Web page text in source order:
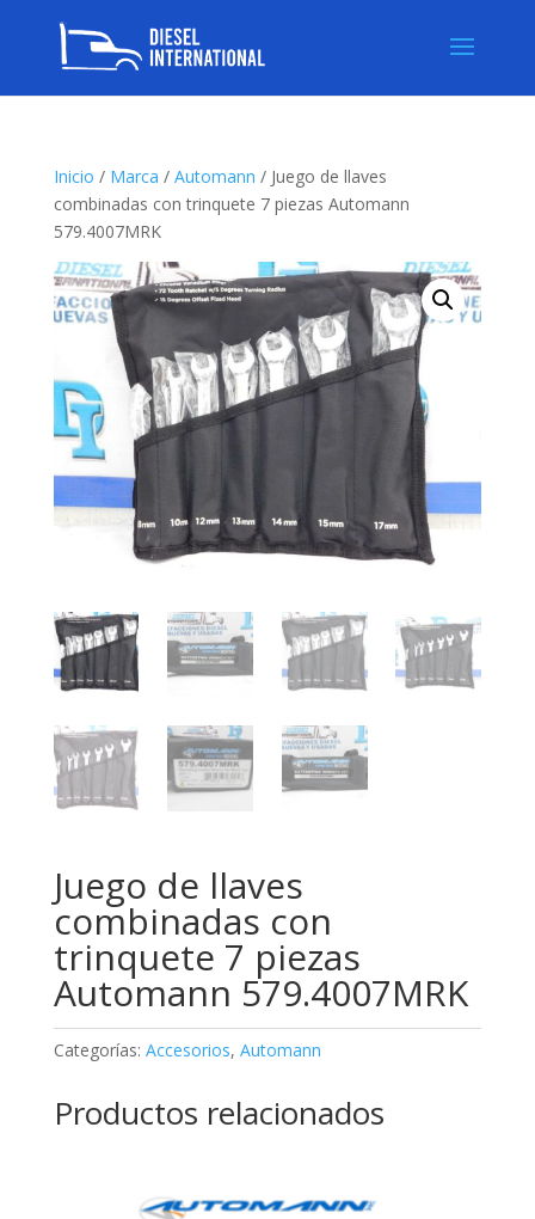
Inicio / Marca / Automann / Juego de llaves
combinadas con trinquete 7 piezas Automann
579.4007MRK
Juego de llaves
combinadas con
trinquete 7 piezas
Automann 579.4007MRK
Categorías: Accesorios, Automann
Productos relacionados